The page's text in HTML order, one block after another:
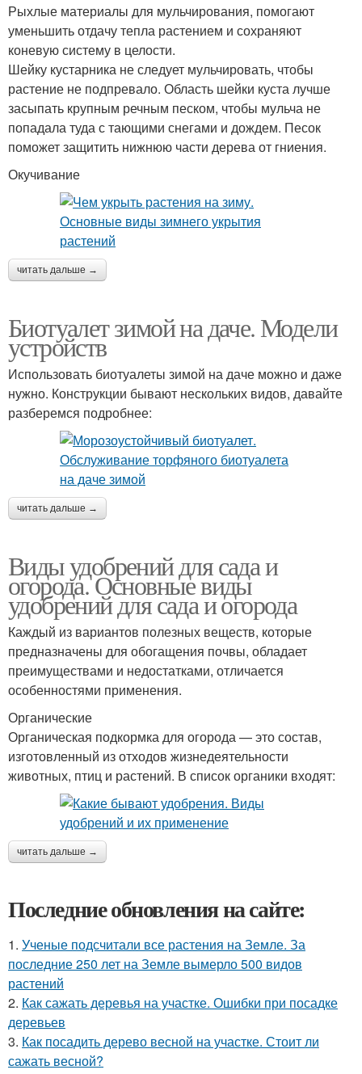
Рыхлые материалы для мульчирования, помогают
уменьшить отдачу тепла растением и сохраняют
коневую систему в целости.
Шейку кустарника не следует мульчировать, чтобы
растение не подпревало. Область шейки куста лучше
засыпать крупным речным песком, чтобы мульча не
попадала туда с тающими снегами и дождем. Песок
поможет защитить нижнюю части дерева от гниения.
Окучивание
читать дальше →
Биотуалет зимой на даче. Модели
устройств
Использовать биотуалеты зимой на даче можно и даже
нужно. Конструкции бывают нескольких видов, давайте
разберемся подробнее:
читать дальше →
Виды удобрений для сада и
огорода. Основные виды
удобрений для сада и огорода
Каждый из вариантов полезных веществ, которые
предназначены для обогащения почвы, обладает
преимуществами и недостатками, отличается
особенностями применения.
Органические
Органическая подкормка для огорода — это состав,
изготовленный из отходов жизнедеятельности
животных, птиц и растений. В список органики входят:
читать дальше →
Последние обновления на сайте:
1. Ученые подсчитали все растения на Земле. За
последние 250 лет на Земле вымерло 500 видов
растений
2. Как сажать деревья на участке. Ошибки при посадке
деревьев
3. Как посадить дерево весной на участке. Стоит ли
сажать весной?